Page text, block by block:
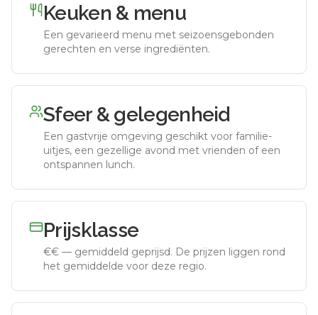
Keuken & menu
Een gevarieerd menu met seizoensgebonden
gerechten en verse ingrediënten.
Sfeer & gelegenheid
Een gastvrije omgeving geschikt voor familie-
uitjes, een gezellige avond met vrienden of een
ontspannen lunch.
Prijsklasse
€€ — gemiddeld geprijsd. De prijzen liggen rond
het gemiddelde voor deze regio.